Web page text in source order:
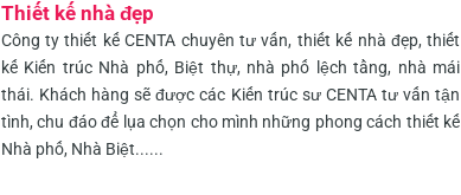
Thiết kế nhà đẹp
Công ty thiết kế CENTA chuyên tư vấn, thiết kế nhà đẹp, thiết
kế Kiến trúc Nhà phố, Biệt thự, nhà phố lệch tầng, nhà mái
thái. Khách hàng sẽ được các Kiến trúc sư CENTA tư vấn tận
tình, chu đáo để lụa chọn cho mình những phong cách thiết kế
Nhà phố, Nhà Biệt......